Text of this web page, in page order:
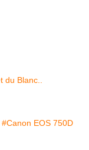
#Canon EOS 750D